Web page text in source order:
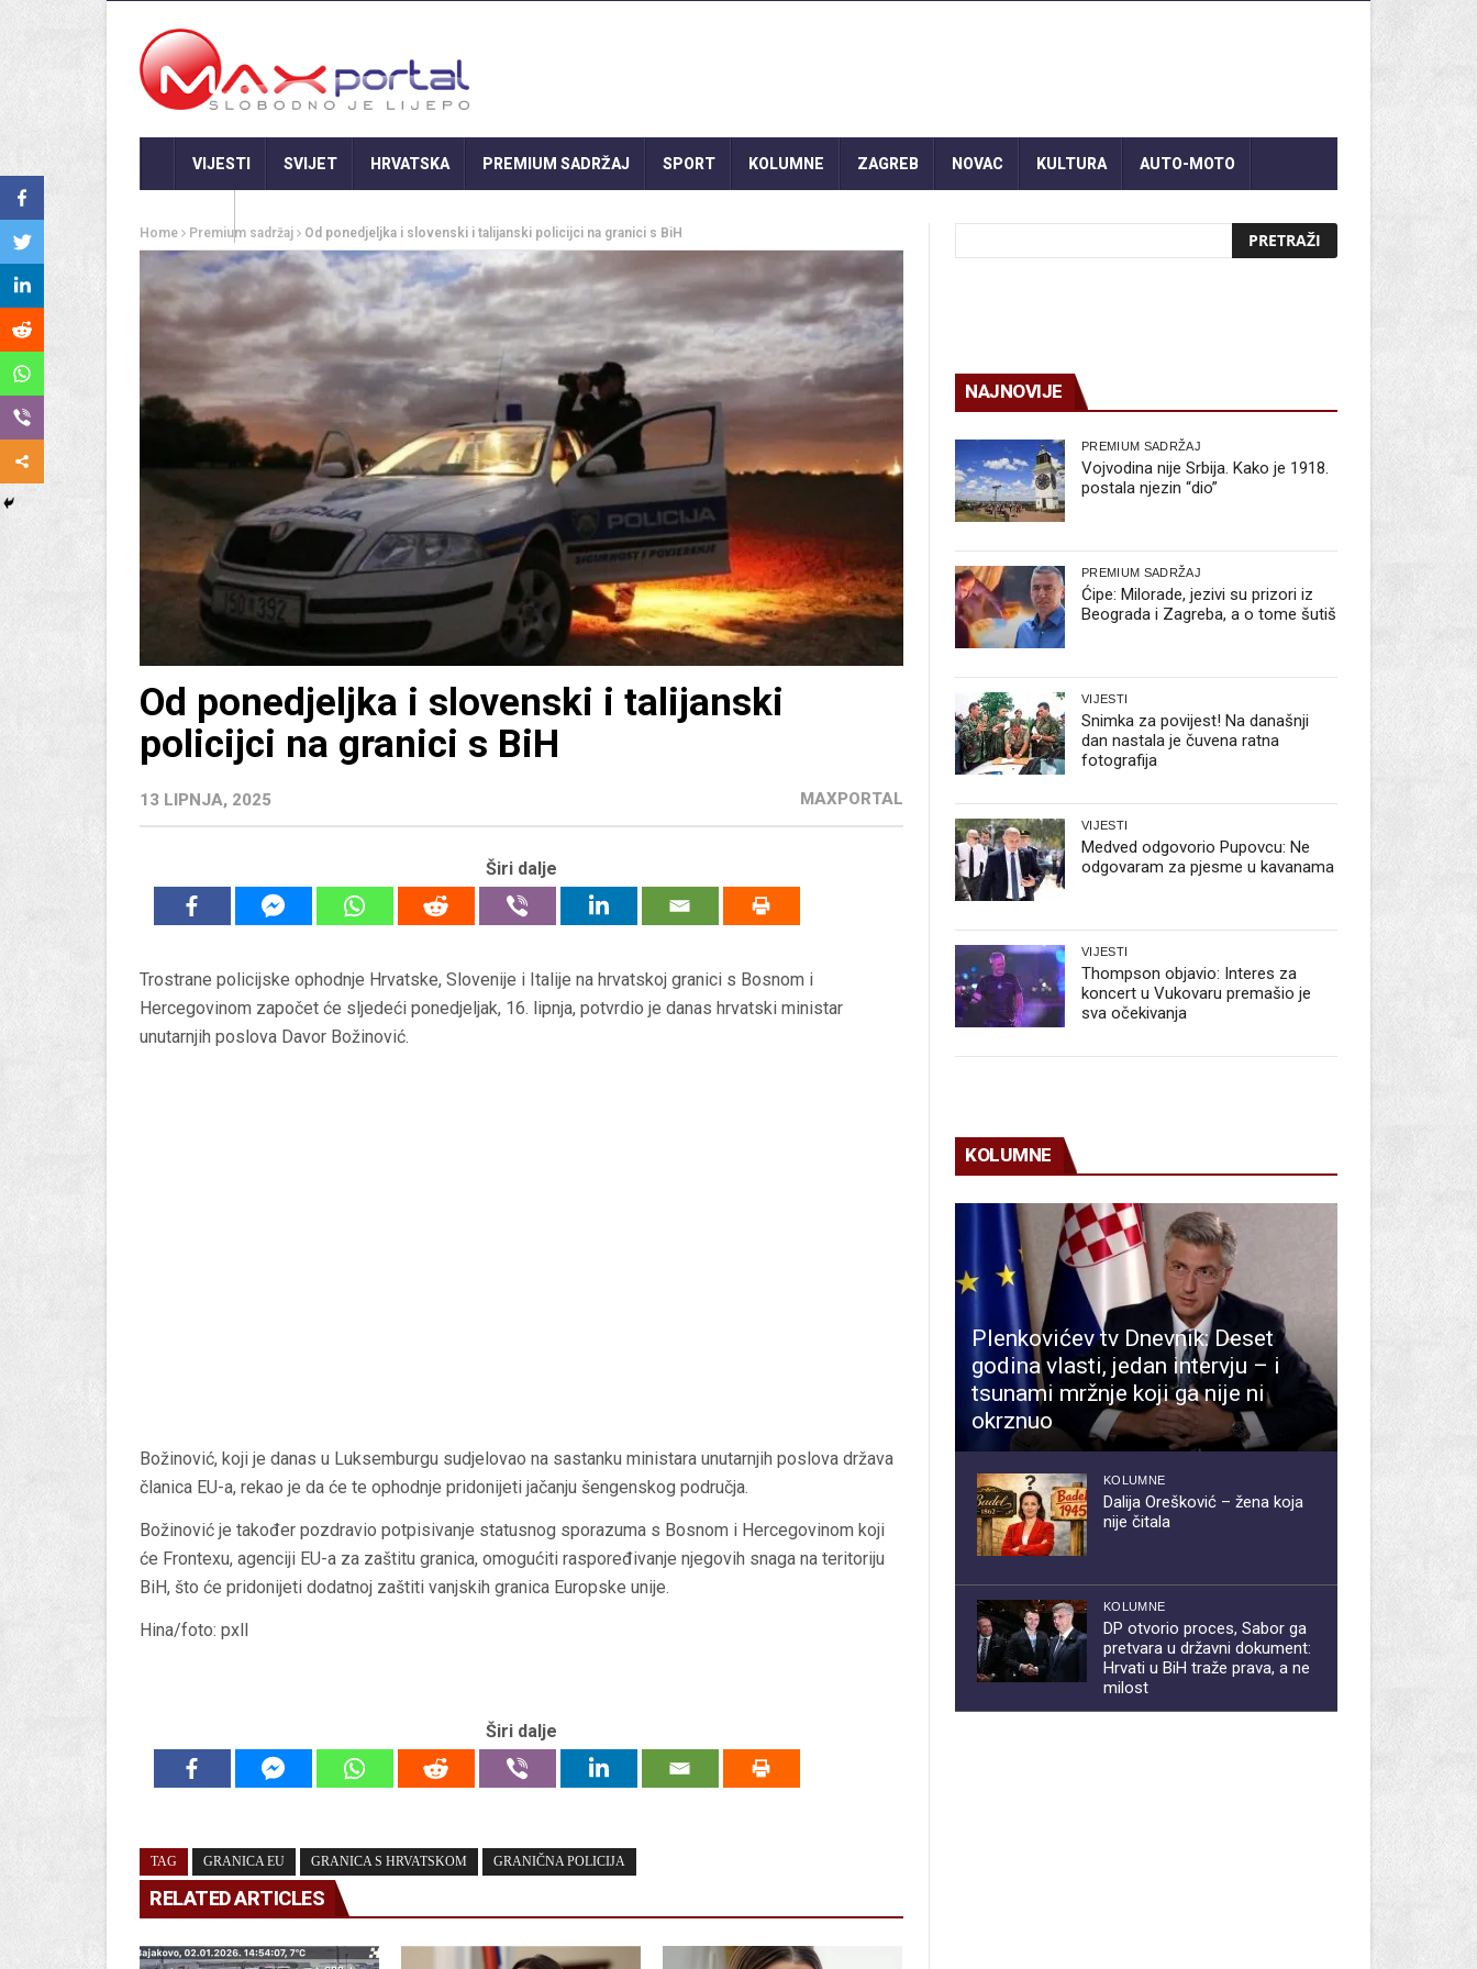
VIJESTI SVIJET HRVATSKA PREMIUM SADRŽAJ SPORT KOLUMNE ZAGREB NOVAC KULTURA AUTO-MOTO
Home Premium sadržaj Od ponedjeljka i slovenski i talijanski policijci na granici s BiH
Od ponedjeljka i slovenski i talijanski
policijci na granici s BiH
13 LIPNJA, 2025 MAXPORTAL
Širi dalje
Trostrane policijske ophodnje Hrvatske, Slovenije i Italije na hrvatskoj granici s Bosnom i
Hercegovinom započet će sljedeći ponedjeljak, 16. lipnja, potvrdio je danas hrvatski ministar
unutarnjih poslova Davor Božinović.
Božinović, koji je danas u Luksemburgu sudjelovao na sastanku ministara unutarnjih poslova država
članica EU-a, rekao je da će te ophodnje pridonijeti jačanju šengenskog područja.
Božinović je također pozdravio potpisivanje statusnog sporazuma s Bosnom i Hercegovinom koji
će Frontexu, agenciji EU-a za zaštitu granica, omogućiti raspoređivanje njegovih snaga na teritoriju
BiH, što će pridonijeti dodatnoj zaštiti vanjskih granica Europske unije.
Hina/foto: pxll
Širi dalje
TAG GRANICA EU GRANICA S HRVATSKOM GRANIČNA POLICIJA
RELATED ARTICLES
NAJNOVIJE
PREMIUM SADRŽAJ
Vojvodina nije Srbija. Kako je 1918.
postala njezin “dio”
PREMIUM SADRŽAJ
Ćipe: Milorade, jezivi su prizori iz
Beograda i Zagreba, a o tome šutiš
VIJESTI
Snimka za povijest! Na današnji
dan nastala je čuvena ratna
fotografija
VIJESTI
Medved odgovorio Pupovcu: Ne
odgovaram za pjesme u kavanama
VIJESTI
Thompson objavio: Interes za
koncert u Vukovaru premašio je
sva očekivanja
KOLUMNE
Plenkovićev tv Dnevnik: Deset
godina vlasti, jedan intervju – i
tsunami mržnje koji ga nije ni
okrznuo
KOLUMNE
Dalija Orešković – žena koja
nije čitala
KOLUMNE
DP otvorio proces, Sabor ga
pretvara u državni dokument:
Hrvati u BiH traže prava, a ne
milost